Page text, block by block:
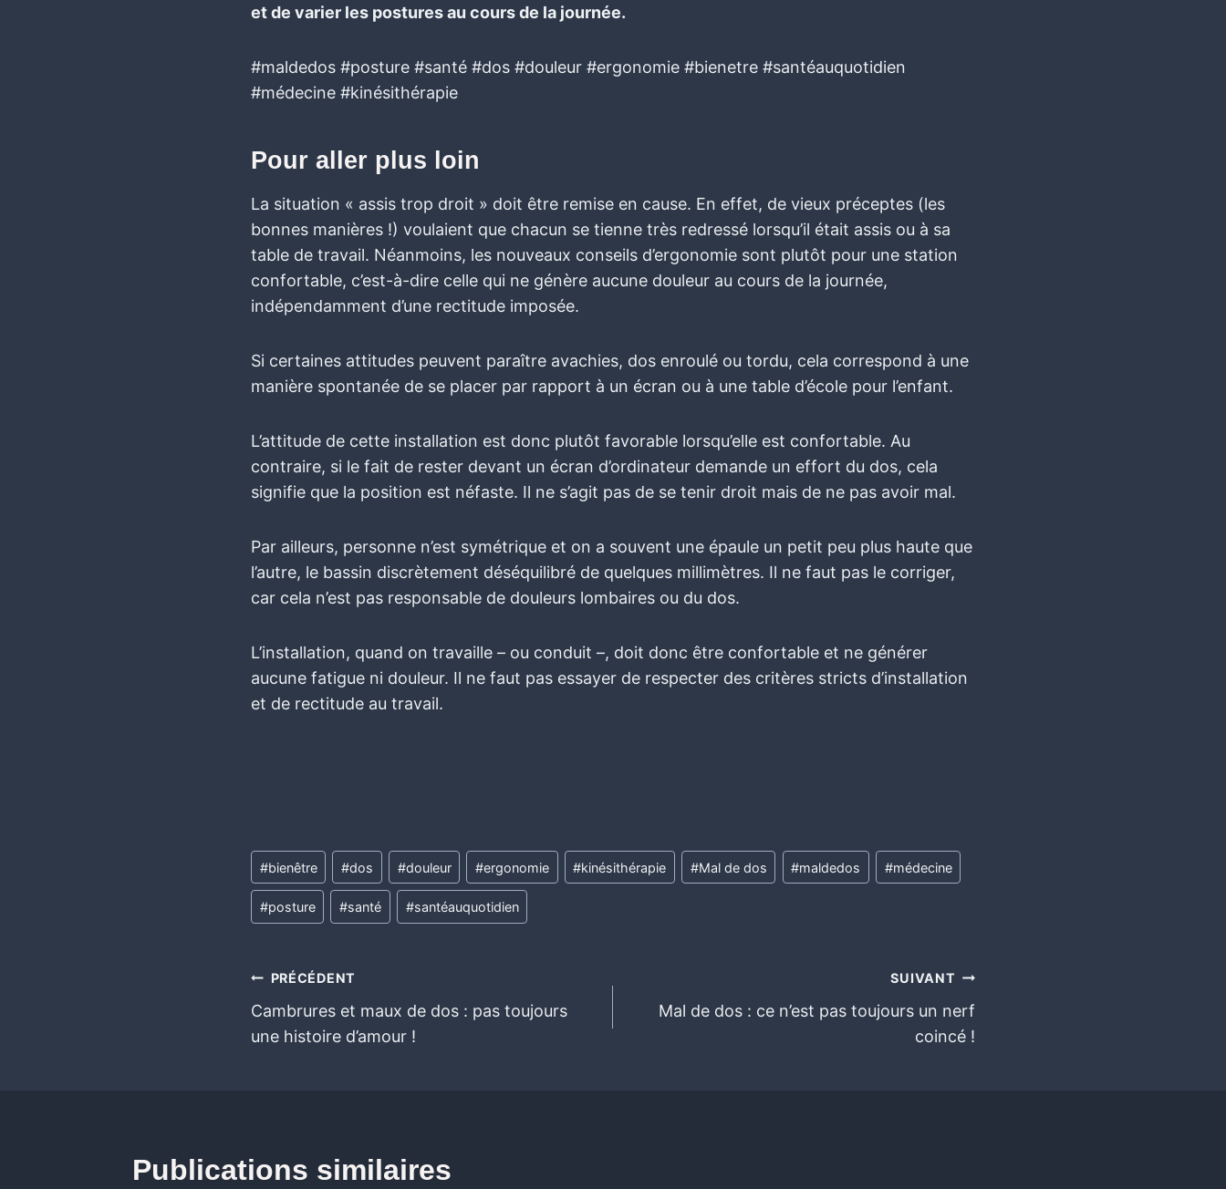
et de varier les postures au cours de la journée.
#maldedos #posture #santé #dos #douleur #ergonomie #bienetre #santéauquotidien
#médecine #kinésithérapie
Pour aller plus loin
La situation « assis trop droit » doit être remise en cause. En effet, de vieux préceptes (les
bonnes manières !) voulaient que chacun se tienne très redressé lorsqu’il était assis ou à sa
table de travail. Néanmoins, les nouveaux conseils d’ergonomie sont plutôt pour une station
confortable, c’est-à-dire celle qui ne génère aucune douleur au cours de la journée,
indépendamment d’une rectitude imposée.
Si certaines attitudes peuvent paraître avachies, dos enroulé ou tordu, cela correspond à une
manière spontanée de se placer par rapport à un écran ou à une table d’école pour l’enfant.
L’attitude de cette installation est donc plutôt favorable lorsqu’elle est confortable. Au
contraire, si le fait de rester devant un écran d’ordinateur demande un effort du dos, cela
signifie que la position est néfaste. Il ne s’agit pas de se tenir droit mais de ne pas avoir mal.
Par ailleurs, personne n’est symétrique et on a souvent une épaule un petit peu plus haute que
l’autre, le bassin discrètement déséquilibré de quelques millimètres. Il ne faut pas le corriger,
car cela n’est pas responsable de douleurs lombaires ou du dos.
L’installation, quand on travaille – ou conduit –, doit donc être confortable et ne générer
aucune fatigue ni douleur. Il ne faut pas essayer de respecter des critères stricts d’installation
et de rectitude au travail.
#bienêtre #dos #douleur #ergonomie #kinésithérapie #Mal de dos #maldedos #médecine
#posture #santé #santéauquotidien
PRÉCÉDENT
Cambrures et maux de dos : pas toujours
une histoire d’amour !
SUIVANT
Mal de dos : ce n’est pas toujours un nerf
coincé !
Publications similaires